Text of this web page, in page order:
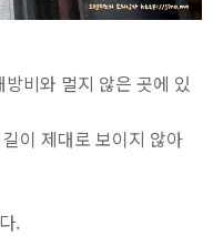
비와 멀지 않은 곳에 있
이 제대로 보이지 않아
.